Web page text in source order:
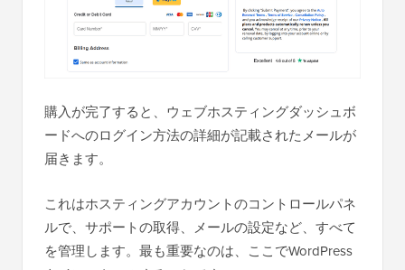
購入が完了すると、ウェブホスティングダッシュボ
ードへのログイン方法の詳細が記載されたメールが
届きます。
これはホスティングアカウントのコントロールパネ
ルで、サポートの取得、メールの設定など、すべて
を管理します。最も重要なのは、ここでWordPress